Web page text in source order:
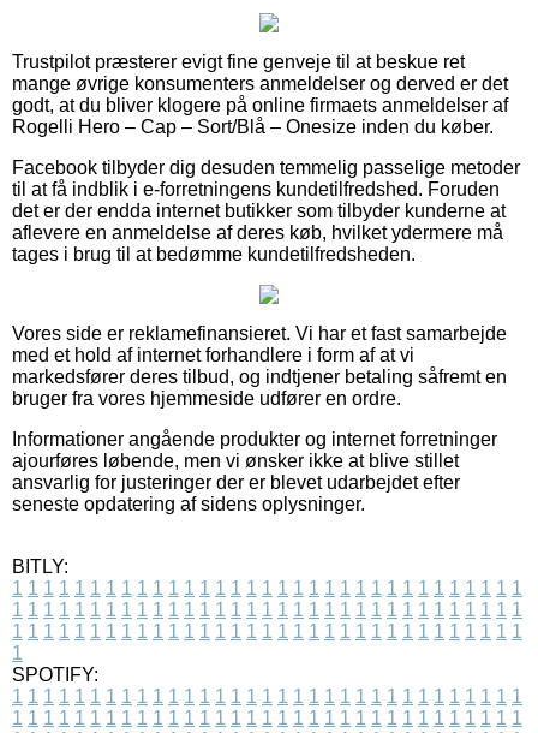
Trustpilot præsterer evigt fine genveje til at beskue ret
mange øvrige konsumenters anmeldelser og derved er det
godt, at du bliver klogere på online firmaets anmeldelser af
Rogelli Hero – Cap – Sort/Blå – Onesize inden du køber.
Facebook tilbyder dig desuden temmelig passelige metoder
til at få indblik i e-forretningens kundetilfredshed. Foruden
det er der endda internet butikker som tilbyder kunderne at
aflevere en anmeldelse af deres køb, hvilket ydermere må
tages i brug til at bedømme kundetilfredsheden.
Vores side er reklamefinansieret. Vi har et fast samarbejde
med et hold af internet forhandlere i form af at vi
markedsfører deres tilbud, og indtjener betaling såfremt en
bruger fra vores hjemmeside udfører en ordre.
Informationer angående produkter og internet forretninger
ajourføres løbende, men vi ønsker ikke at blive stillet
ansvarlig for justeringer der er blevet udarbejdet efter
seneste opdatering af sidens oplysninger.
BITLY:
1 1 1 1 1 1 1 1 1 1 1 1 1 1 1 1 1 1 1 1 1 1 1 1 1 1 1 1 1 1 1 1 1
1 1 1 1 1 1 1 1 1 1 1 1 1 1 1 1 1 1 1 1 1 1 1 1 1 1 1 1 1 1 1 1 1
1 1 1 1 1 1 1 1 1 1 1 1 1 1 1 1 1 1 1 1 1 1 1 1 1 1 1 1 1 1 1 1 1
1
SPOTIFY:
1 1 1 1 1 1 1 1 1 1 1 1 1 1 1 1 1 1 1 1 1 1 1 1 1 1 1 1 1 1 1 1 1
1 1 1 1 1 1 1 1 1 1 1 1 1 1 1 1 1 1 1 1 1 1 1 1 1 1 1 1 1 1 1 1 1